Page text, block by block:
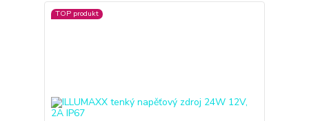
TOP produkt